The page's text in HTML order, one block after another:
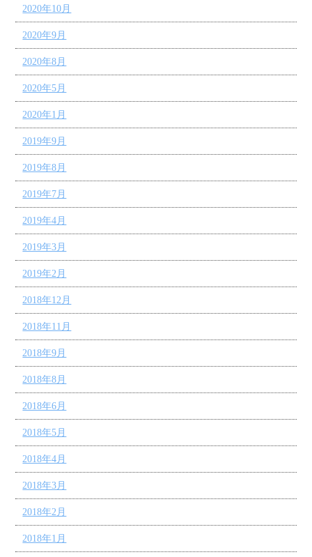
2020年10月
2020年9月
2020年8月
2020年5月
2020年1月
2019年9月
2019年8月
2019年7月
2019年4月
2019年3月
2019年2月
2018年12月
2018年11月
2018年9月
2018年8月
2018年6月
2018年5月
2018年4月
2018年3月
2018年2月
2018年1月